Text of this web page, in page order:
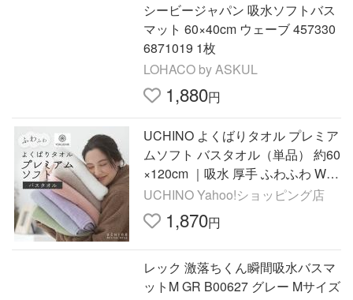
シービージャパン 吸水ソフトバス
マット 60×40cm ウェーブ 457330
6871019 1枚
LOHACO by ASKUL
1,880円
UCHINO よくばりタオル プレミア
ムソフト バスタオル（単品） 約60
×120cm ｜吸水 厚手 ふわふわ WE
B限定 ウチノ ギフト不可
UCHINO Yahoo!ショッピング店
1,870円
レック 激落ちくん瞬間吸水バスマ
ットM GR B00627 グレー Mサイズ